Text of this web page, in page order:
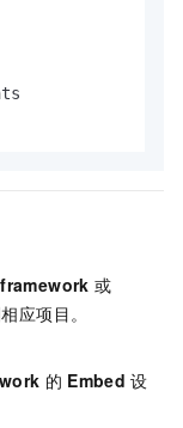
或
应项目。
的 Embed 设